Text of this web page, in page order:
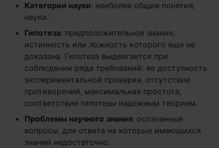
Категории науки: наиболее общие понятия,
науки.
Гипотеза: предположительное знание,
истинность или ложность которого еще не
доказана. Гипотеза выдвигается при
соблюдении ряда требований: ее доступность
экспериментальной проверке, отсутствие
противоречий, максимальная простота,
соответствие гипотезы надежным теориям.
Проблемы научного знания: осознанные
вопросы, для ответа на которые имеющихся
знаний недостаточно.